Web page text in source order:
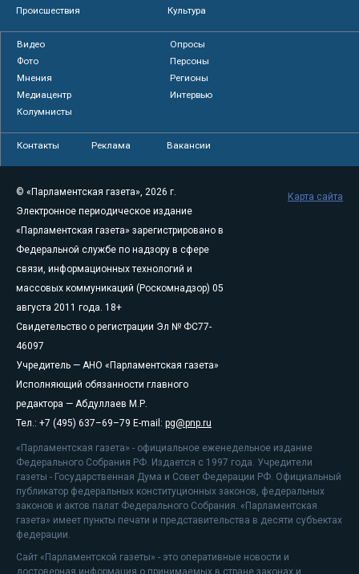
Происшествия
Культура
Видео
Опросы
Фото
Персоны
Мнения
Регионы
Медиацентр
Интервью
Колумнисты
Контакты Реклама Вакансии
© «Парламентская газета», 2026 г.
Электронное периодическое издание
«Парламентская газета» зарегистрировано в
Федеральной службе по надзору в сфере
связи, информационных технологий и
массовых коммуникаций (Роскомнадзор) 05
августа 2011 года. 18+
Свидетельство о регистрации Эл № ФС77-
46097
Учредитель — АНО «Парламентская газета»
Исполняющий обязанности главного
редактора — Абдуллаев М.Р.
Тел.: +7 (495) 637–69–79 E-mail: pg@pnp.ru
«Парламентская газета» - официальное еженедельное издание
Федерального Собрания РФ. Издается с 1997 года. Учредители
газеты - Государственная Дума и Совет Федерации РФ. Официальный
публикатор федеральных конституционных законов, федеральных
законов и актов палат Федерального Собрания. «Парламентская
газета» имеет пункты печати и представительства в десяти субъектах
федерации.
Сайт «Парламентской газеты» - это оперативные новости и
достоверная информация о принимаемых в стране законах и
Карта сайта